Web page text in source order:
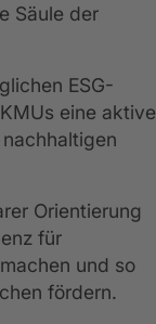
Säule der
ESG-
eine aktive
Orientierung
für
und so
fördern.